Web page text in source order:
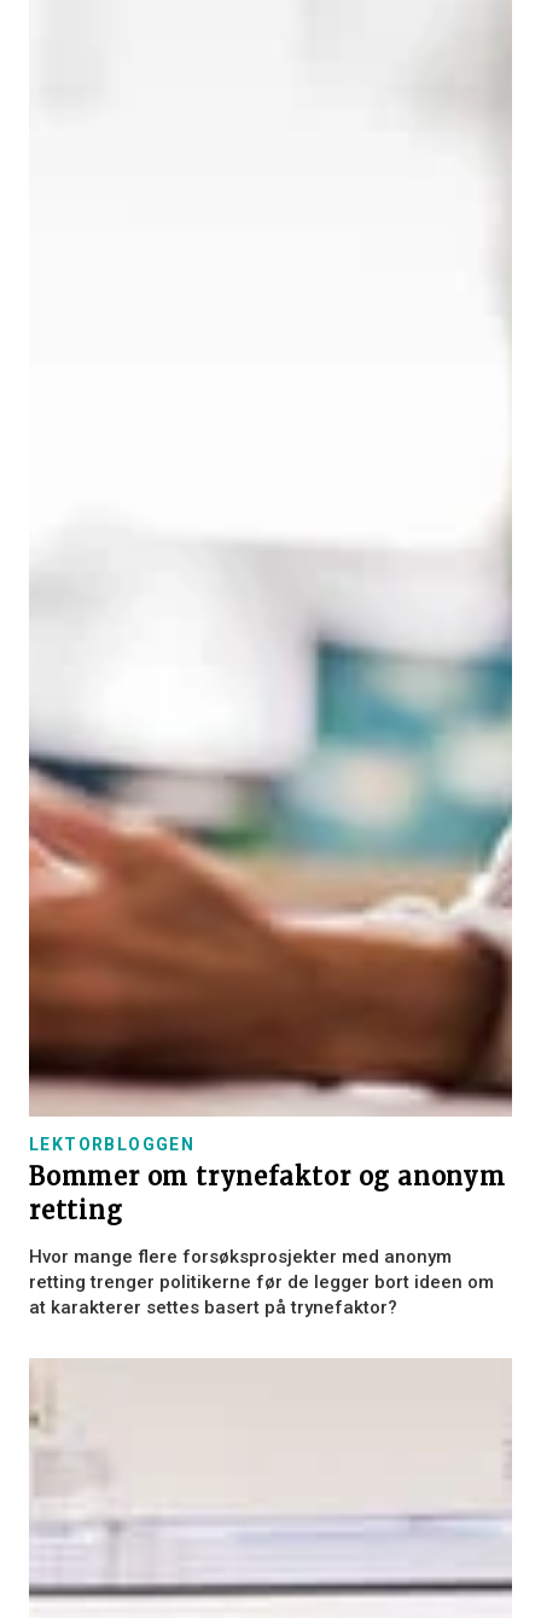
LEKTORBLOGGEN
Bommer om trynefaktor og anonym
retting
Hvor mange flere forsøksprosjekter med anonym
retting trenger politikerne før de legger bort ideen om
at karakterer settes basert på trynefaktor?
×